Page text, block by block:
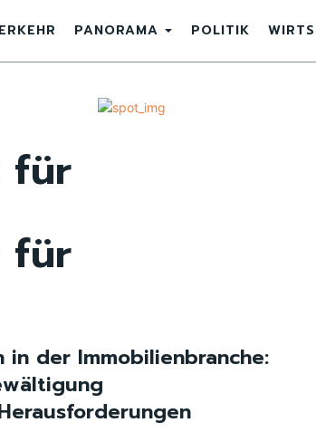
PANORAMA POLITIK
für
für
in der Immobilienbranche: